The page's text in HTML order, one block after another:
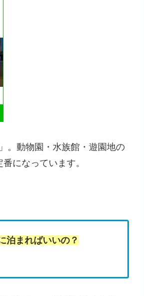
。動物園・水族館・遊園地の
になっています。
泊まればいいの？